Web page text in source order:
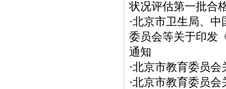
状况评估第一批合
·北京市卫生局、中
委员会等关于印发
通知
·北京市教育委员会
·北京市教育委员会